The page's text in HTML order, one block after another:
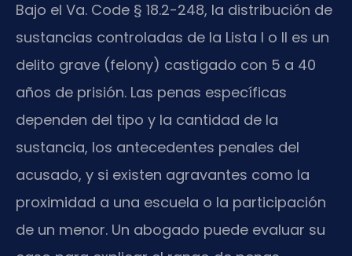
Bajo el Va. Code § 18.2-248, la distribución de
sustancias controladas de la Lista I o II es un
delito grave (felony) castigado con 5 a 40
años de prisión. Las penas específicas
dependen del tipo y la cantidad de la
sustancia, los antecedentes penales del
acusado, y si existen agravantes como la
proximidad a una escuela o la participación
de un menor. Un abogado puede evaluar su